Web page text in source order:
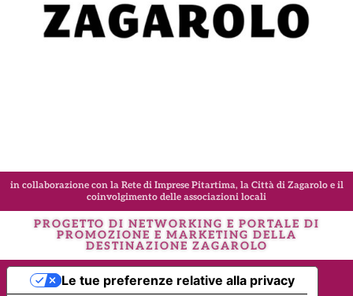
in collaborazione con la Rete di Imprese Pitartima, la Città di Zagarolo e il
coinvolgimento delle associazioni locali
PROGETTO DI NETWORKING E PORTALE DI
PROMOZIONE E MARKETING DELLA
DESTINAZIONE ZAGAROLO
Le tue preferenze relative alla privacy